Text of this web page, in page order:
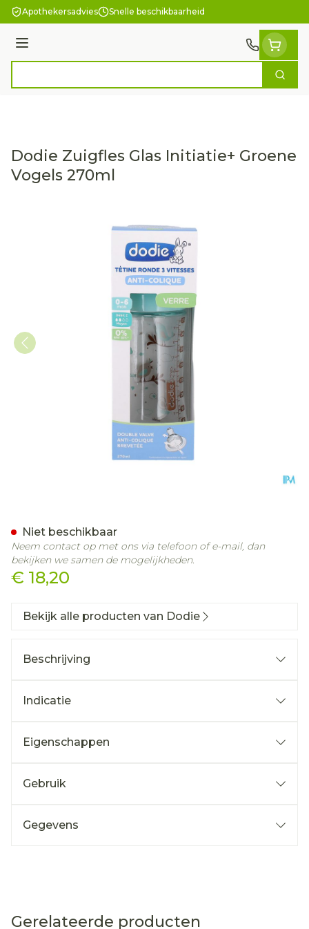
Ga naar de inhoud
Apothekersadvies Snelle beschikbaarheid
Menu
Zoek
Dodie Zuigfles Glas Initiatie+ Groene
Vogels 270ml
€ 18,20
Niet beschikbaar
Neem contact op met ons via telefoon of e-mail, dan
bekijken we samen de mogelijkheden.
Bekijk alle producten van Dodie
Beschrijving
Indicatie
Eigenschappen
Gebruik
Gegevens
Gerelateerde producten